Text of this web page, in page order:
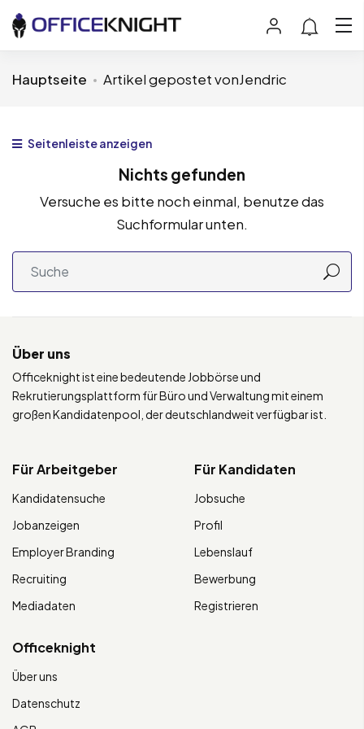
Hauptseite Artikel gepostet vonJendric
Seitenleiste anzeigen
Nichts gefunden
Versuche es bitte noch einmal, benutze das
Suchformular unten.
Über uns
Officeknight ist eine bedeutende Jobbörse und
Rekrutierungsplattform für Büro und Verwaltung mit einem
großen Kandidatenpool, der deutschlandweit verfügbar ist.
Für Arbeitgeber
Kandidatensuche
Jobanzeigen
Employer Branding
Recruiting
Mediadaten
Für Kandidaten
Jobsuche
Profil
Lebenslauf
Bewerbung
Registrieren
Officeknight
Über uns
Datenschutz